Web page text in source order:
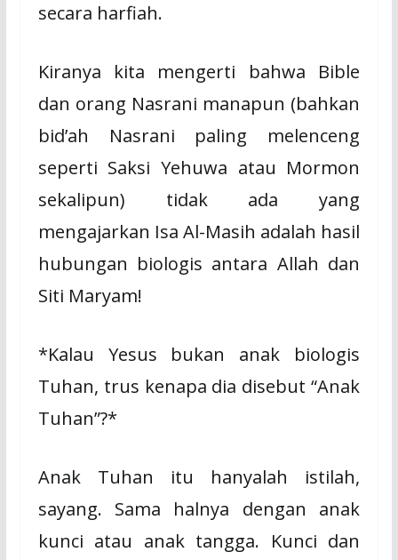
secara harfiah.
Kiranya kita mengerti bahwa Bible
dan orang Nasrani manapun (bahkan
bid’ah Nasrani paling melenceng
seperti Saksi Yehuwa atau Mormon
sekalipun) tidak ada yang
mengajarkan Isa Al-Masih adalah hasil
hubungan biologis antara Allah dan
Siti Maryam!
*Kalau Yesus bukan anak biologis
Tuhan, trus kenapa dia disebut “Anak
Tuhan”?*
Anak Tuhan itu hanyalah istilah,
sayang. Sama halnya dengan anak
kunci atau anak tangga. Kunci dan